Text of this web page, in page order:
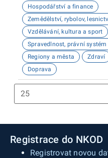
Hospodářství a finance
Zemědělství, rybolov,
Vzdělávání, kultura a sport
Spravedlnost, právní
Regiony a města
Zdraví
Doprava
Registrace do NKOD
Registrovat novou